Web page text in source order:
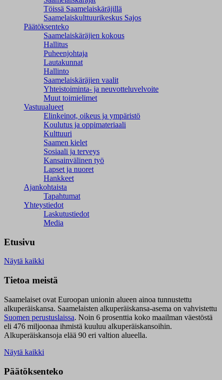
Töissä Saamelaiskäräjillä
Saamelaiskulttuuri­keskus Sajos
Päätöksenteko
Saamelaiskäräjien kokous
Hallitus
Puheenjohtaja
Lautakunnat
Hallinto
Saamelaiskäräjien vaalit
Yhteistoiminta- ja neuvotteluvelvoite
Muut toimielimet
Vastuualueet
Elinkeinot, oikeus ja ympäristö
Koulutus ja oppimateriaali
Kulttuuri
Saamen kielet
Sosiaali ja terveys
Kansainvälinen työ
Lapset ja nuoret
Hankkeet
Ajankohtaista
Tapahtumat
Yhteystiedot
Laskutustiedot
Media
Etusivu
Näytä kaikki
Tietoa meistä
Saamelaiset ovat Euroopan unionin alueen ainoa tunnustettu
alkuperäiskansa. Saamelaisten alkuperäiskansa-asema on vahvistettu
Suomen perustuslaissa. Noin 6 prosenttia koko maailman väestöstä
eli 476 miljoonaa ihmistä kuuluu alkuperäiskansoihin.
Alkuperäiskansoja elää 90 eri valtion alueella.
Näytä kaikki
Päätöksenteko